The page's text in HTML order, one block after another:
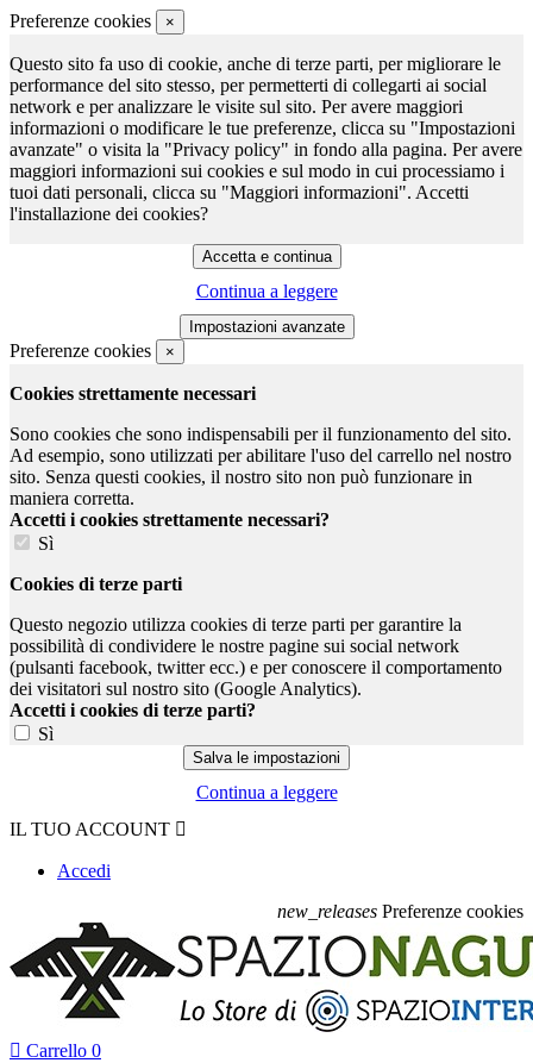
Preferenze cookies ×
Questo sito fa uso di cookie, anche di terze parti, per migliorare le
performance del sito stesso, per permetterti di collegarti ai social
network e per analizzare le visite sul sito. Per avere maggiori
informazioni o modificare le tue preferenze, clicca su "Impostazioni
avanzate" o visita la "Privacy policy" in fondo alla pagina. Per avere
maggiori informazioni sui cookies e sul modo in cui processiamo i
tuoi dati personali, clicca su "Maggiori informazioni". Accetti
l'installazione dei cookies?
Continua a leggere
Preferenze cookies ×
Cookies strettamente necessari
Sono cookies che sono indispensabili per il funzionamento del sito.
Ad esempio, sono utilizzati per abilitare l'uso del carrello nel nostro
sito. Senza questi cookies, il nostro sito non può funzionare in
maniera corretta.
Accetti i cookies strettamente necessari?
Sì
Cookies di terze parti
Questo negozio utilizza cookies di terze parti per garantire la
possibilità di condividere le nostre pagine sui social network
(pulsanti facebook, twitter ecc.) e per conoscere il comportamento
dei visitatori sul nostro sito (Google Analytics).
Accetti i cookies di terze parti?
Sì
Continua a leggere
IL TUO ACCOUNT 
Accedi
new_releases Preferenze cookies
 Carrello 0